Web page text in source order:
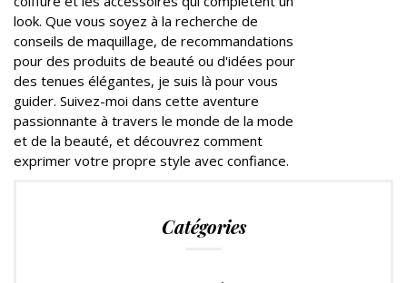
look. Que vous soyez à la recherche de
conseils de maquillage, de recommandations
pour des produits de beauté ou d'idées pour
des tenues élégantes, je suis là pour vous
guider. Suivez-moi dans cette aventure
passionnante à travers le monde de la mode
et de la beauté, et découvrez comment
exprimer votre propre style avec confiance.
Catégories